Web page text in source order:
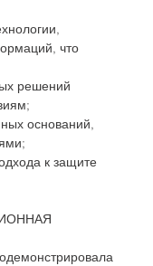
что
решений
оснований,
к защите